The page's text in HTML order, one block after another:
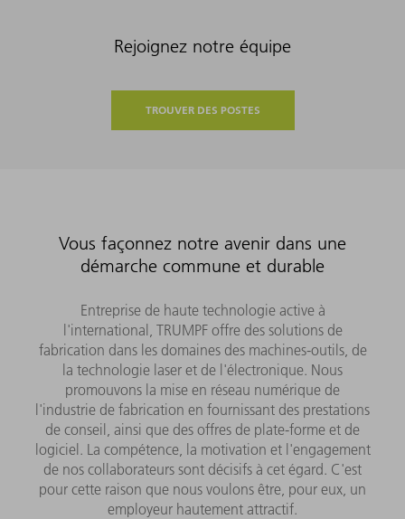
Rejoignez notre équipe
TROUVER DES POSTES
Vous façonnez notre avenir dans une
démarche commune et durable
Entreprise de haute technologie active à
l'international, TRUMPF offre des solutions de
fabrication dans les domaines des machines-outils, de
la technologie laser et de l'électronique. Nous
promouvons la mise en réseau numérique de
l'industrie de fabrication en fournissant des prestations
de conseil, ainsi que des offres de plate-forme et de
logiciel. La compétence, la motivation et l'engagement
de nos collaborateurs sont décisifs à cet égard. C'est
pour cette raison que nous voulons être, pour eux, un
employeur hautement attractif.